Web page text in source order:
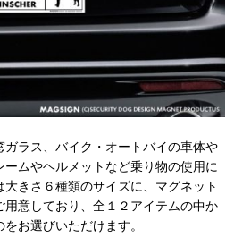
ガラス、バイク・オートバイの車体や
ームやヘルメットなど乗り物の使用に
きさ６種類のサイズに、マグネット
用意しており、全１２アイテムの中か
お選びいただけます。